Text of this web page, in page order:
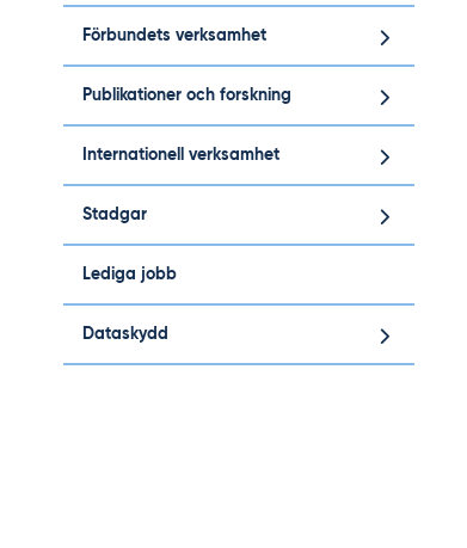
Förbundets verksamhet
Publikationer och forskning
Internationell verksamhet
Stadgar
Lediga jobb
Dataskydd